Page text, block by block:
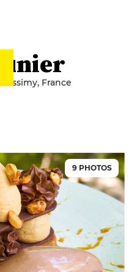
France
9 PHOTOS